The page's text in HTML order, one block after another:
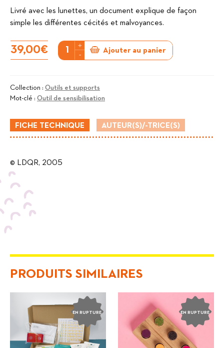
Livré avec les lunettes, un document explique de façon
simple les différentes cécités et malvoyances.
39,00€
quantité
de
de
6
de
+
-
Ajouter au panier
Collection : Outils et supports
Mot-clé : Outil de sensibilisation
FICHE TECHNIQUE AUTEUR(S)/-TRICE(S)
© LDQR, 2005
PRODUITS SIMILAIRES
EN RUPTURE EN RUPTURE